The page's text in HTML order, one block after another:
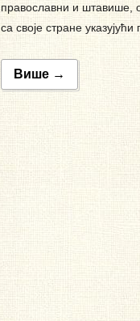
православни и штавише,
са своје стране
Више →